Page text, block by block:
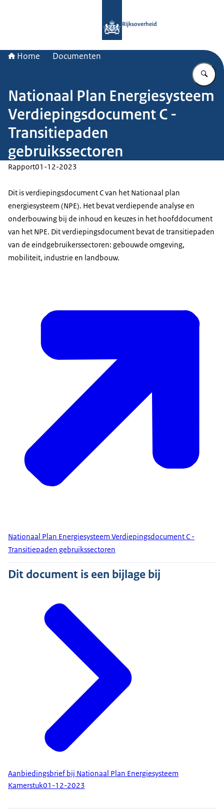
Rijksoverheid
Home Documenten
Nationaal Plan Energiesysteem
Verdiepingsdocument C -
Transitiepaden
gebruikssectoren
Rapport01-12-2023
Dit is verdiepingsdocument C van het Nationaal plan
energiesysteem (NPE). Het bevat verdiepende analyse en
onderbouwing bij de inhoud en keuzes in het hoofddocument
van het NPE. Dit verdiepingsdocument bevat de transitiepaden
van de eindgebruikerssectoren: gebouwde omgeving,
mobiliteit, industrie en landbouw.
Nationaal Plan Energiesysteem Verdiepingsdocument C -
Transitiepaden gebruikssectoren
Dit document is een bijlage bij
Aanbiedingsbrief bij Nationaal Plan Energiesysteem
Kamerstuk01-12-2023